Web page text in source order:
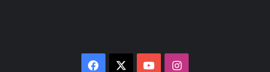
Facebook YouTubeInstagram